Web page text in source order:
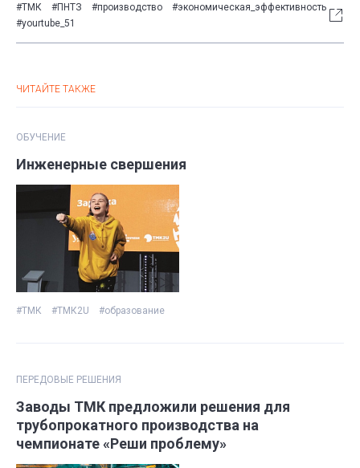
#ТМК #ПНТЗ #производство
#экономическая_эффективность
#yourtube_51
ЧИТАЙТЕ ТАКЖЕ
ОБУЧЕНИЕ
Инженерные свершения
#ТМК #ТМК2U #образование
ПЕРЕДОВЫЕ РЕШЕНИЯ
Заводы ТМК предложили решения для
трубопрокатного производства на
чемпионате «Реши проблему»